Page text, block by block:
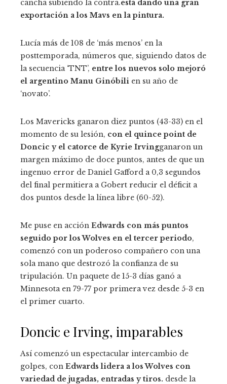
cancha subiendo la contra.está dando una gran
exportación a los Mavs en la pintura.
Lucía más de 108 de ‘más menos’ en la
posttemporada, números que, siguiendo datos de
la secuencia ‘TNT’, entre los nuevos solo mejoró
el argentino Manu Ginóbili en su año de
‘novato’.
Los Mavericks ganaron diez puntos (43-33) en el
momento de su lesión, con el quince point de
Doncic y el catorce de Kyrie Irvingganaron un
margen máximo de doce puntos, antes de que un
ingenuo error de Daniel Gafford a 0,3 segundos
del final permitiera a Gobert reducir el déficit a
dos puntos desde la línea libre (60-52).
Me puse en acción Edwards con más puntos
seguido por los Wolves en el tercer periodo,
comenzó con un poderoso compañero con una
sola mano que destrozó la confianza de su
tripulación. Un paquete de 15-3 días ganó a
Minnesota en 79-77 por primera vez desde 5-3 en
el primer cuarto.
Doncic e Irving, imparables
Así comenzó un espectacular intercambio de
golpes, con Edwards lidera a los Wolves con
variedad de jugadas, entradas y tiros. desde la